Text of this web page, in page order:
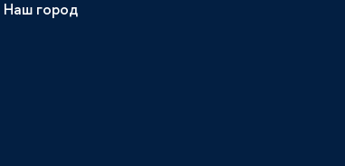
Наш город